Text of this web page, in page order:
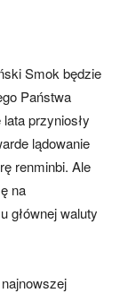
Smok będzie
Państwa
przyniosły
lądowanie
renminbi. Ale
na
głównej waluty